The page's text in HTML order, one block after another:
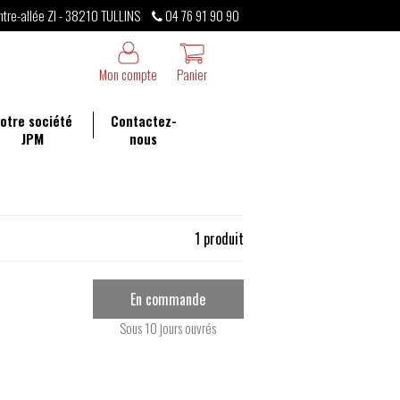
allée ZI - 38210 TULLINS
04 76 91 90 90
Panier
Mon compte
société
JPM
Contactez-
nous
1 produit
En commande
Sous 10 jours ouvrés